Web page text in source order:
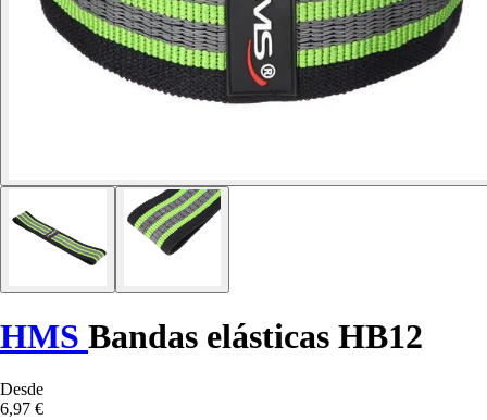
HMS Bandas elásticas HB12
Desde
6,97 €